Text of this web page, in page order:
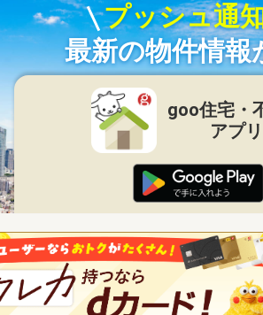
プッシュ通
最新の物件情報
goo住宅・
アプリ